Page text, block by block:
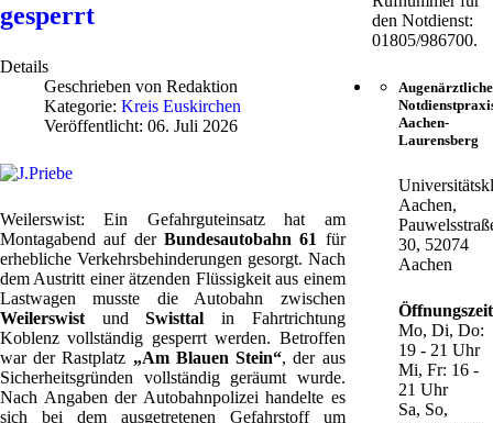
gesperrt
Details
Geschrieben von Redaktion
Kategorie: Kreis Euskirchen
Veröffentlicht: 06. Juli 2026
Weilerswist: Ein Gefahrguteinsatz hat am
Montagabend auf der Bundesautobahn 61 für
erhebliche Verkehrsbehinderungen gesorgt. Nach
dem Austritt einer ätzenden Flüssigkeit aus einem
Lastwagen musste die Autobahn zwischen
Weilerswist undSwisttal in Fahrtrichtung
Koblenz vollständig gesperrt werden. Betroffen
war der Rastplatz „Am Blauen Stein“, der aus
Sicherheitsgründen vollständig geräumt wurde.
Nach Angaben der Autobahnpolizei handelte es
sich bei dem ausgetretenen Gefahrstoff um
den Notdienst:
01805/986700.
Augenärztliche
Aachen-
Laurensberg
Aachen,
30, 52074
Aachen
Mo, Di, Do:
19 - 21 Uhr
Mi, Fr: 16 -
21 Uhr
Sa, So,